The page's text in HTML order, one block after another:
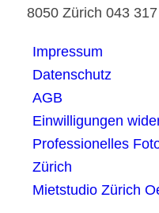
8050 Zürich 043
Impressum
Datenschutz
AGB
Einwilligungen
Professionelles
Zürich
Mietstudio Zürich